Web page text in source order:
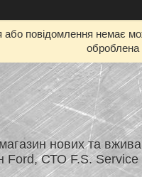
повідомлення немає
оброблена
нових та
Ford, СТО F.S. Service